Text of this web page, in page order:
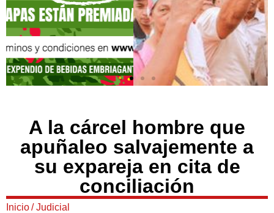
A la cárcel hombre que
apuñaleo salvajemente a
su expareja en cita de
conciliación
Inicio/ Judicial